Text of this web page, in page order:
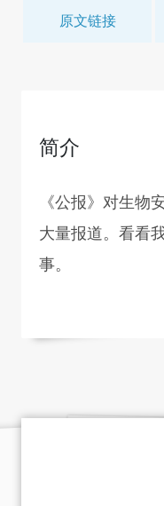
原文链接
简介
《公报》对生物
大量报道。看看
事。